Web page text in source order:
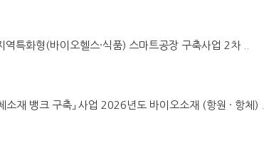
화형(바이오헬스·식품) 스마트공장 구축사업 2차 ..
재 뱅크 구축」 사업 2026년도 바이오소재 (항원 · 항체) ..